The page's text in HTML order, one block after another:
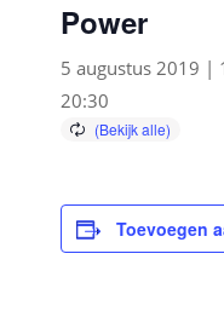
Power
5 augustus 2019 |
20:30
Toevoegen